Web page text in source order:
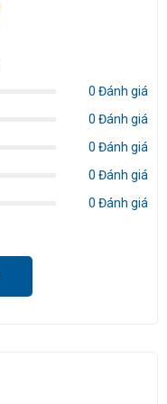
0 Đánh giá
0 Đánh giá
0 Đánh giá
0 Đánh giá
0 Đánh giá